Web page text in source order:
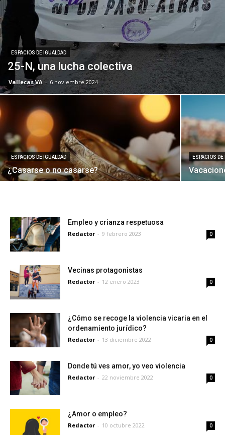
ESPACIOS DE IGUALDAD
25-N, una lucha colectiva
Vallecas VA - 6 noviembre 2024
ESPACIOS DE IGUALDAD
¿Casarse o no casarse?
ESPACIOS DE
Empleo y crianza respetuosa
Redactor - 9 febrero 2023 0
Vecinas protagonistas
Redactor - 12 enero 2023 0
¿Cómo se recoge la violencia vicaria en el
ordenamiento jurídico?
Redactor - 13 diciembre 2022 0
Donde tú ves amor, yo veo violencia
Redactor - 22 noviembre 2022 0
¿Amor o empleo?
Redactor - 10 octubre 2022 0